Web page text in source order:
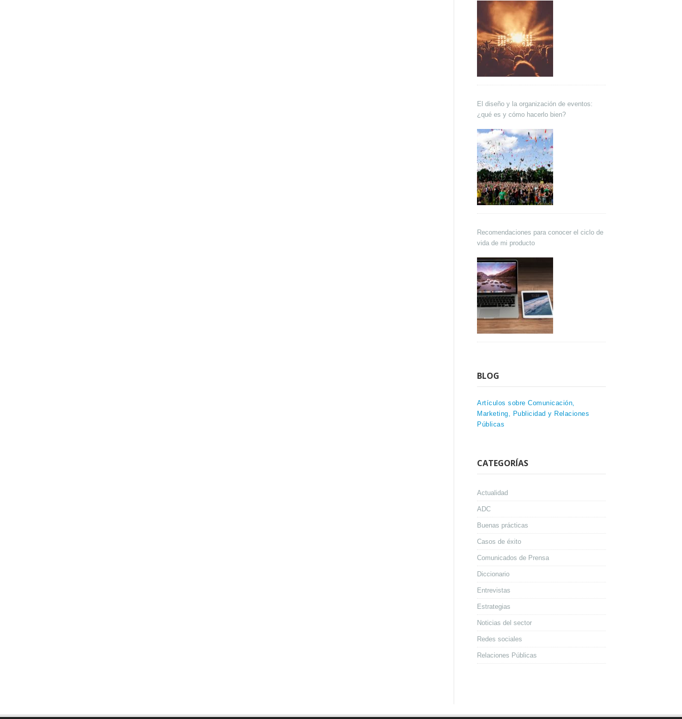
El diseño y la organización de eventos:
¿qué es y cómo hacerlo bien?
Recomendaciones para conocer el ciclo de
vida de mi producto
BLOG
Artículos sobre Comunicación,
Marketing, Publicidad y Relaciones
Públicas
CATEGORÍAS
Actualidad
ADC
Buenas prácticas
Casos de éxito
Comunicados de Prensa
Diccionario
Entrevistas
Estrategias
Noticias del sector
Redes sociales
Relaciones Públicas